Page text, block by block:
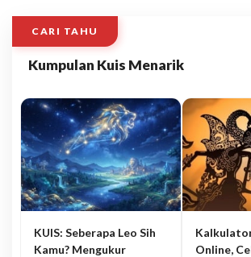
CARI TAHU
Kumpulan Kuis Menarik
KUIS: Seberapa Leo Sih
Kamu? Mengukur
Online,